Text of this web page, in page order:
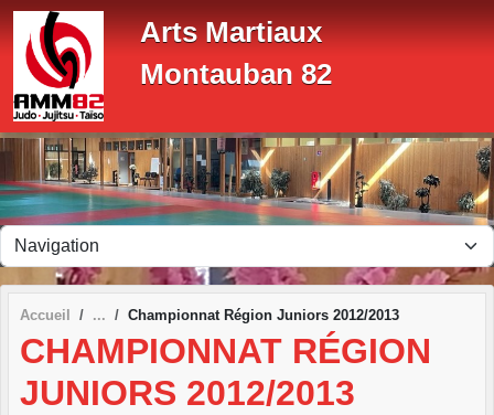
Arts Martiaux
Montauban 82
Accueil Championnat Région Juniors 2012/2013
CHAMPIONNAT RÉGION
JUNIORS 2012/2013
Panneau de gestion des cookies